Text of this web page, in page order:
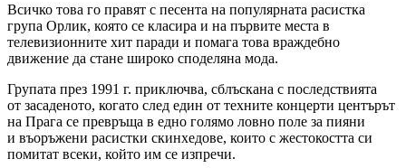
Всичко това го правят с песента на популярната расистка
група Орлик, която се класира и на първите места в
телевизионните хит паради и помага това враждебно
движение да стане широко споделяна мода.
Групата през 1991 г. приключва, сблъскана с последствията
от засаденото, когато след един от техните концерти центърът
на Прага се превръща в едно голямо ловно поле за пияни
и въоръжени расистки скинхедове, които с жестокостта си
помитат всеки, който им се изпречи.